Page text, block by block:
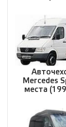
Mercedes
места